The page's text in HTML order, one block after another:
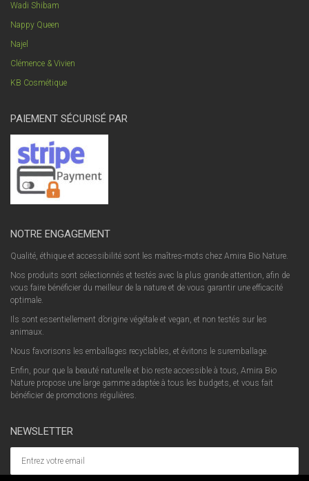
Wadi Shibam
Nappy Queen
Najel
Clémence & Vivien
KB Cosmétique
PAIEMENT SÉCURISÉ PAR
NOTRE ENGAGEMENT
Qualité, éthique et accessibilité sont les maîtres-mots chez Amira Bio Nature.
Nos produits sont sélectionnés et testés avec la plus grande attention, afin de
vous faire bénéficier du meilleur de la nature et de vous garantir une efficacité
optimale.
Ils sont essentiellement d’origine végétale et vegan, et non testés sur les
animaux.
Nous favorisons les emballages recyclables, et évitons le suremballage.
Enfin, pour que la beauté naturelle et bio reste accessible à tous, Amira Bio
Nature propose une large gamme adaptée à tous les budgets, et vous fait
bénéficier de promotions régulières.
NEWSLETTER